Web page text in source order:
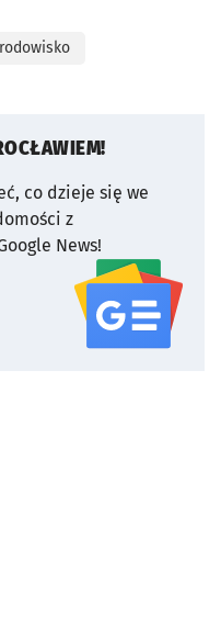
co dzieje się we
z
News!
serwisu